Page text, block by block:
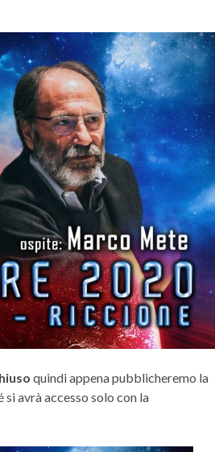
quindi appena pubblicheremo la
si avrà accesso solo con la